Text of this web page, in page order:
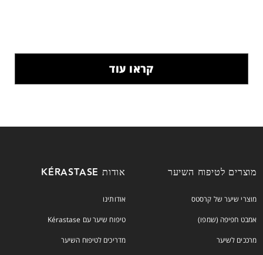
קראו עוד
מוצרים לטיפוח השיער
מוצרי שיער של קרסטס
אמבט חפיפה (שמפו)
מרככים לשיער
אודות KÉRASTASE
אודותינו
טיפוח שיער עם Kérastase
מדריכים לטיפוח השיער